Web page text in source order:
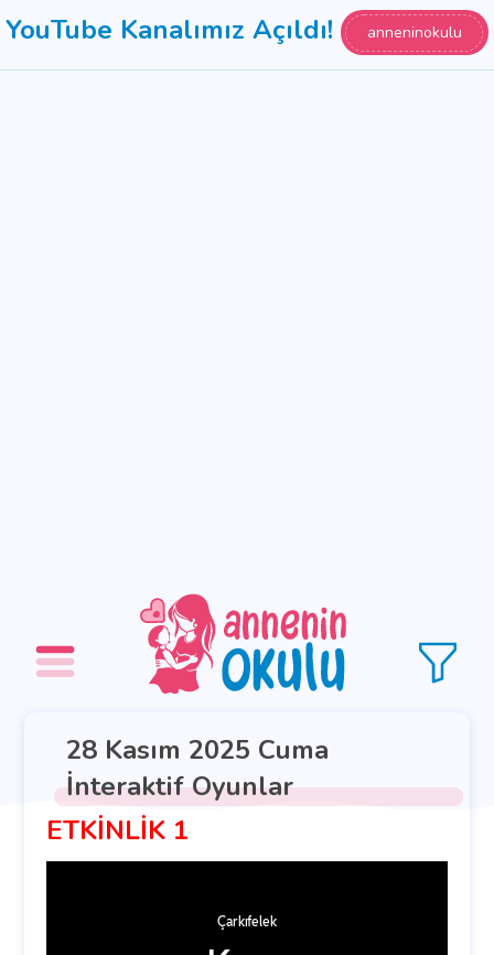
YouTube Kanalımız Açıldı! anneninokulu
28 Kasım 2025 Cuma
İnteraktif Oyunlar
ETKİNLİK 1